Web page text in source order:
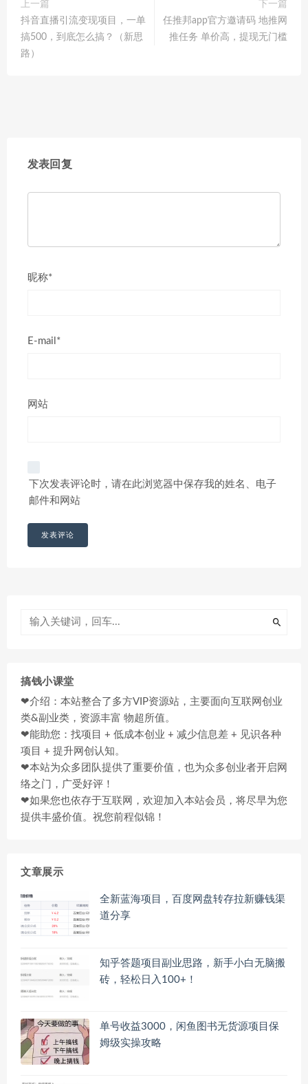
上一篇
抖音直播引流变现项目，一单
搞500，到底怎么搞？（新思
路）
下一篇
任推邦app官方邀请码 地推网
推任务 单价高，提现无门槛
发表回复
昵称*
E-mail*
网站
下次发表评论时，请在此浏览器中保存我的姓名、电子
邮件和网站
搞钱小课堂
❤介绍：本站整合了多方VIP资源站，主要面向互联网创业
类&副业类，资源丰富 物超所值。
❤能助您：找项目 + 低成本创业 + 减少信息差 + 见识各种
项目 + 提升网创认知。
❤本站为众多团队提供了重要价值，也为众多创业者开启网
络之门，广受好评！
❤如果您也依存于互联网，欢迎加入本站会员，将尽早为您
提供丰盛价值。祝您前程似锦！
文章展示
全新蓝海项目，百度网盘转存拉新赚钱渠
道分享
知乎答题项目副业思路，新手小白无脑搬
砖，轻松日入100+！
单号收益3000，闲鱼图书无货源项目保
姆级实操攻略